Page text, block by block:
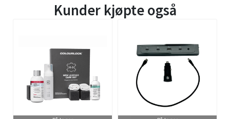
Kunder kjøpte også